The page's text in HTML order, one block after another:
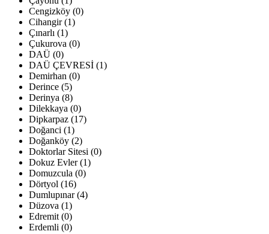
Cengizköy (0)
Cihangir (1)
Çınarlı (1)
Çukurova (0)
DAÜ (0)
DAÜ ÇEVRESİ (1)
Demirhan (0)
Derince (5)
Derinya (8)
Dilekkaya (0)
Dipkarpaz (17)
Doğanci (1)
Doğanköy (2)
Doktorlar Sitesi (0)
Dokuz Evler (1)
Domuzcula (0)
Dörtyol (16)
Dumlupınar (4)
Düzova (1)
Edremit (0)
Erdemli (0)